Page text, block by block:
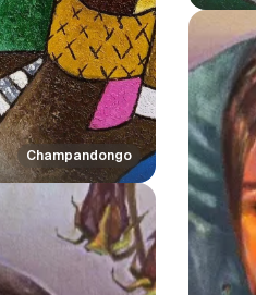
Champandongo